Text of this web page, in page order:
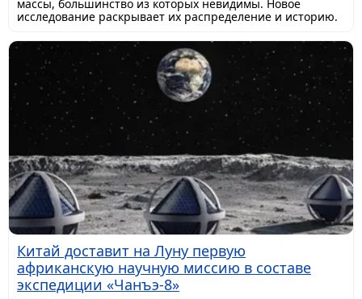
массы, большинство из которых невидимы. Новое
исследование раскрывает их распределение и историю.
Китай доставит на Луну первую
африканскую научную миссию в составе
экспедиции «Чанъэ-8»